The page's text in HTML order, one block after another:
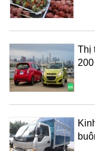
Thị